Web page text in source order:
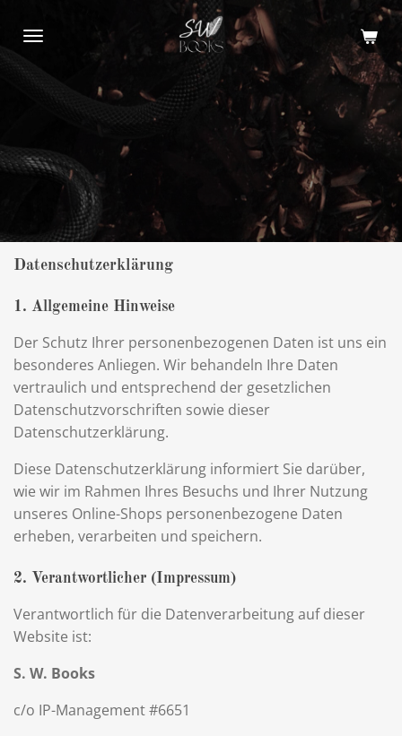
Hauptinhalt
Datenschutzerklärung
1. Allgemeine Hinweise
Der Schutz Ihrer personenbezogenen Daten ist uns ein
besonderes Anliegen. Wir behandeln Ihre Daten
vertraulich und entsprechend der gesetzlichen
Datenschutzvorschriften sowie dieser
Datenschutzerklärung.
Diese Datenschutzerklärung informiert Sie darüber,
wie wir im Rahmen Ihres Besuchs und Ihrer Nutzung
unseres Online-Shops personenbezogene Daten
erheben, verarbeiten und speichern.
2. Verantwortlicher (Impressum)
Verantwortlich für die Datenverarbeitung auf dieser
Website ist:
S. W. Books
c/o IP-Management #6651